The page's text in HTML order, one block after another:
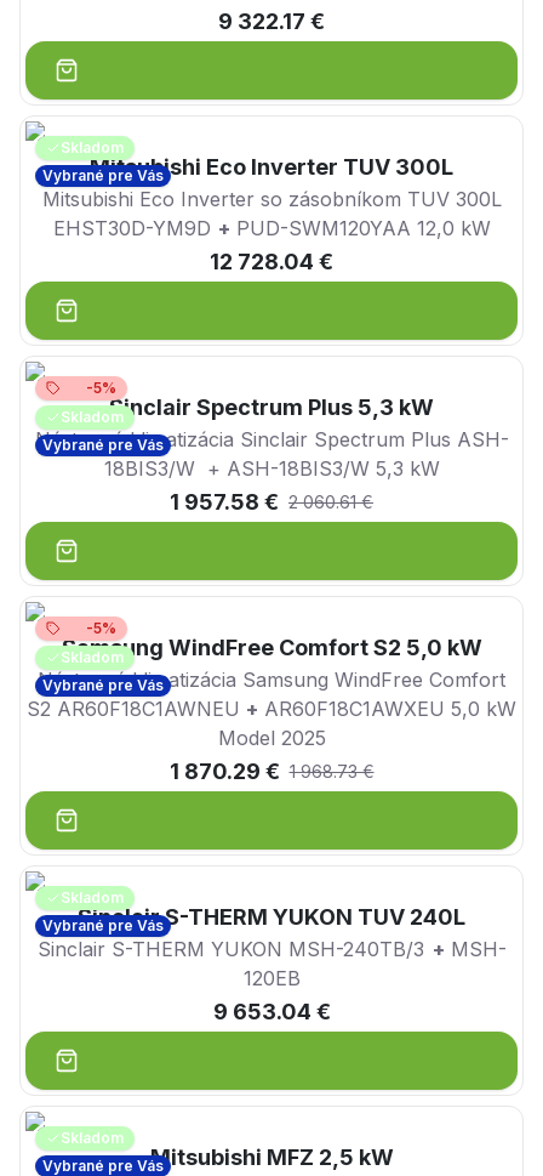
9 322.17 €
Skladom
Vybrané pre Vás
Mitsubishi Eco Inverter TUV 300L
Mitsubishi Eco Inverter so zásobníkom TUV 300L
EHST30D-YM9D + PUD-SWM120YAA 12,0 kW
12 728.04 €
Skladom
-5%
Vybrané pre Vás
Sinclair Spectrum Plus 5,3 kW
Nástenná klimatizácia Sinclair Spectrum Plus ASH-
18BIS3/W + ASH-18BIS3/W 5,3 kW
1 957.58 € 2 060.61 €
Skladom
-5%
Vybrané pre Vás
Samsung WindFree Comfort S2 5,0 kW
Nástenná klimatizácia Samsung WindFree Comfort
S2 AR60F18C1AWNEU + AR60F18C1AWXEU 5,0 kW
Model 2025
1 870.29 € 1 968.73 €
Skladom
Vybrané pre Vás
Sinclair S-THERM YUKON TUV 240L
Sinclair S-THERM YUKON MSH-240TB/3 + MSH-
120EB
9 653.04 €
Skladom
Vybrané pre VásMitsubishi MFZ 2,5 kW